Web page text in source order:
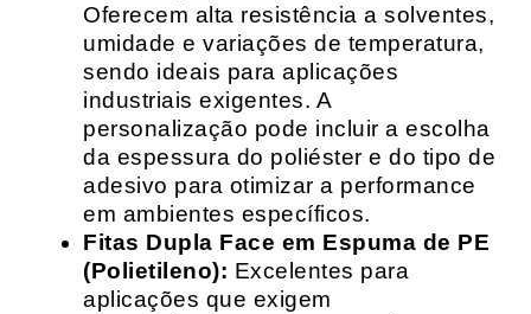
Oferecem alta resistência a solventes,
umidade e variações de temperatura,
sendo ideais para aplicações
industriais exigentes. A
personalização pode incluir a escolha
da espessura do poliéster e do tipo de
adesivo para otimizar a performance
em ambientes específicos.
Fitas Dupla Face em Espuma de PE
(Polietileno): Excelentes para
aplicações que exigem